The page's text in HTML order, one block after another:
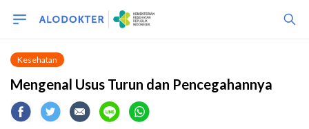
Kesehatan
Mengenal Usus Turun dan Pencegahannya